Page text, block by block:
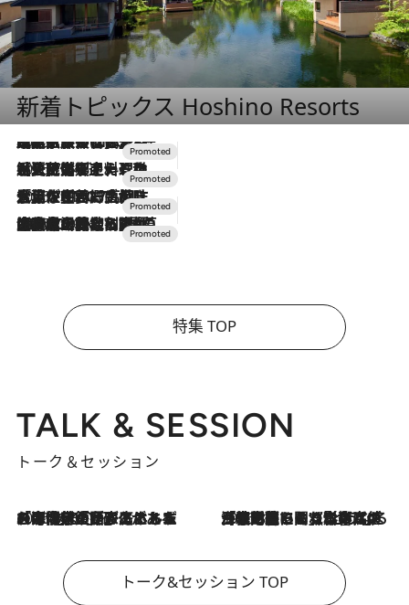
新着トピックス Hoshino Resorts
2026.7.31
【ホテル帰省】という選択肢をOMOが提案。家族とほどよい距離を保つには「昼は実家、夜は気兼ねなくホテルで！」
2026.7.24
【夏限定ディナーコース】旬を迎える稚鮎や花ズッキーニなどをイタリア・トスカーナの郷土料理の手法で満喫！
2026.7.17
「土佐和ハーブかき氷」がOMO7高知に登場！生姜、山椒、大葉など目にも舌にも涼を呼ぶ郷土の味
2026.7.10
NEW OPEN！【界 草津】名湯の地に誕生。趣の異なる2種の温泉と上州ならではの会席・蕎麦割烹など美食を味わう究極の癒やし旅
特集 TOP
TALK & SESSION
トーク＆セッション
2026.8.3
「今後値上げがあるとすれば…」「リスクがあるのは今年の冬」エネルギー専門家が語る、ホルムズ海峡封鎖が家庭にもたらす“ある心配” 2026.8.3
「住宅建てられない…」「サーチャージ料の高値が続いている」ホルムズ海峡封鎖による影響はいつまで続く？《エネルギー専門家に聞く“どうなる日本の暮らし”》
トーク&セッション TOP